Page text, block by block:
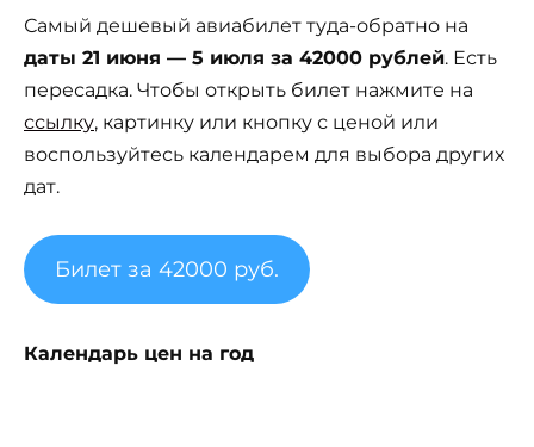
Самый дешевый авиабилет туда-обратно на
даты 21 июня — 5 июля за 42000 рублей. Есть
пересадка. Чтобы открыть билет нажмите на
ссылку, картинку или кнопку с ценой или
воспользуйтесь календарем для выбора других
дат.
Билет за 42000 руб.
Календарь цен на год